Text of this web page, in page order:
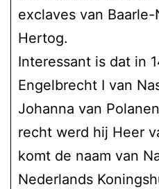
exclaves van
Hertog.
Interessant is dat in
Engelbrecht I van
Johanna van
recht werd hij Heer
komt de naam van
Nederlands